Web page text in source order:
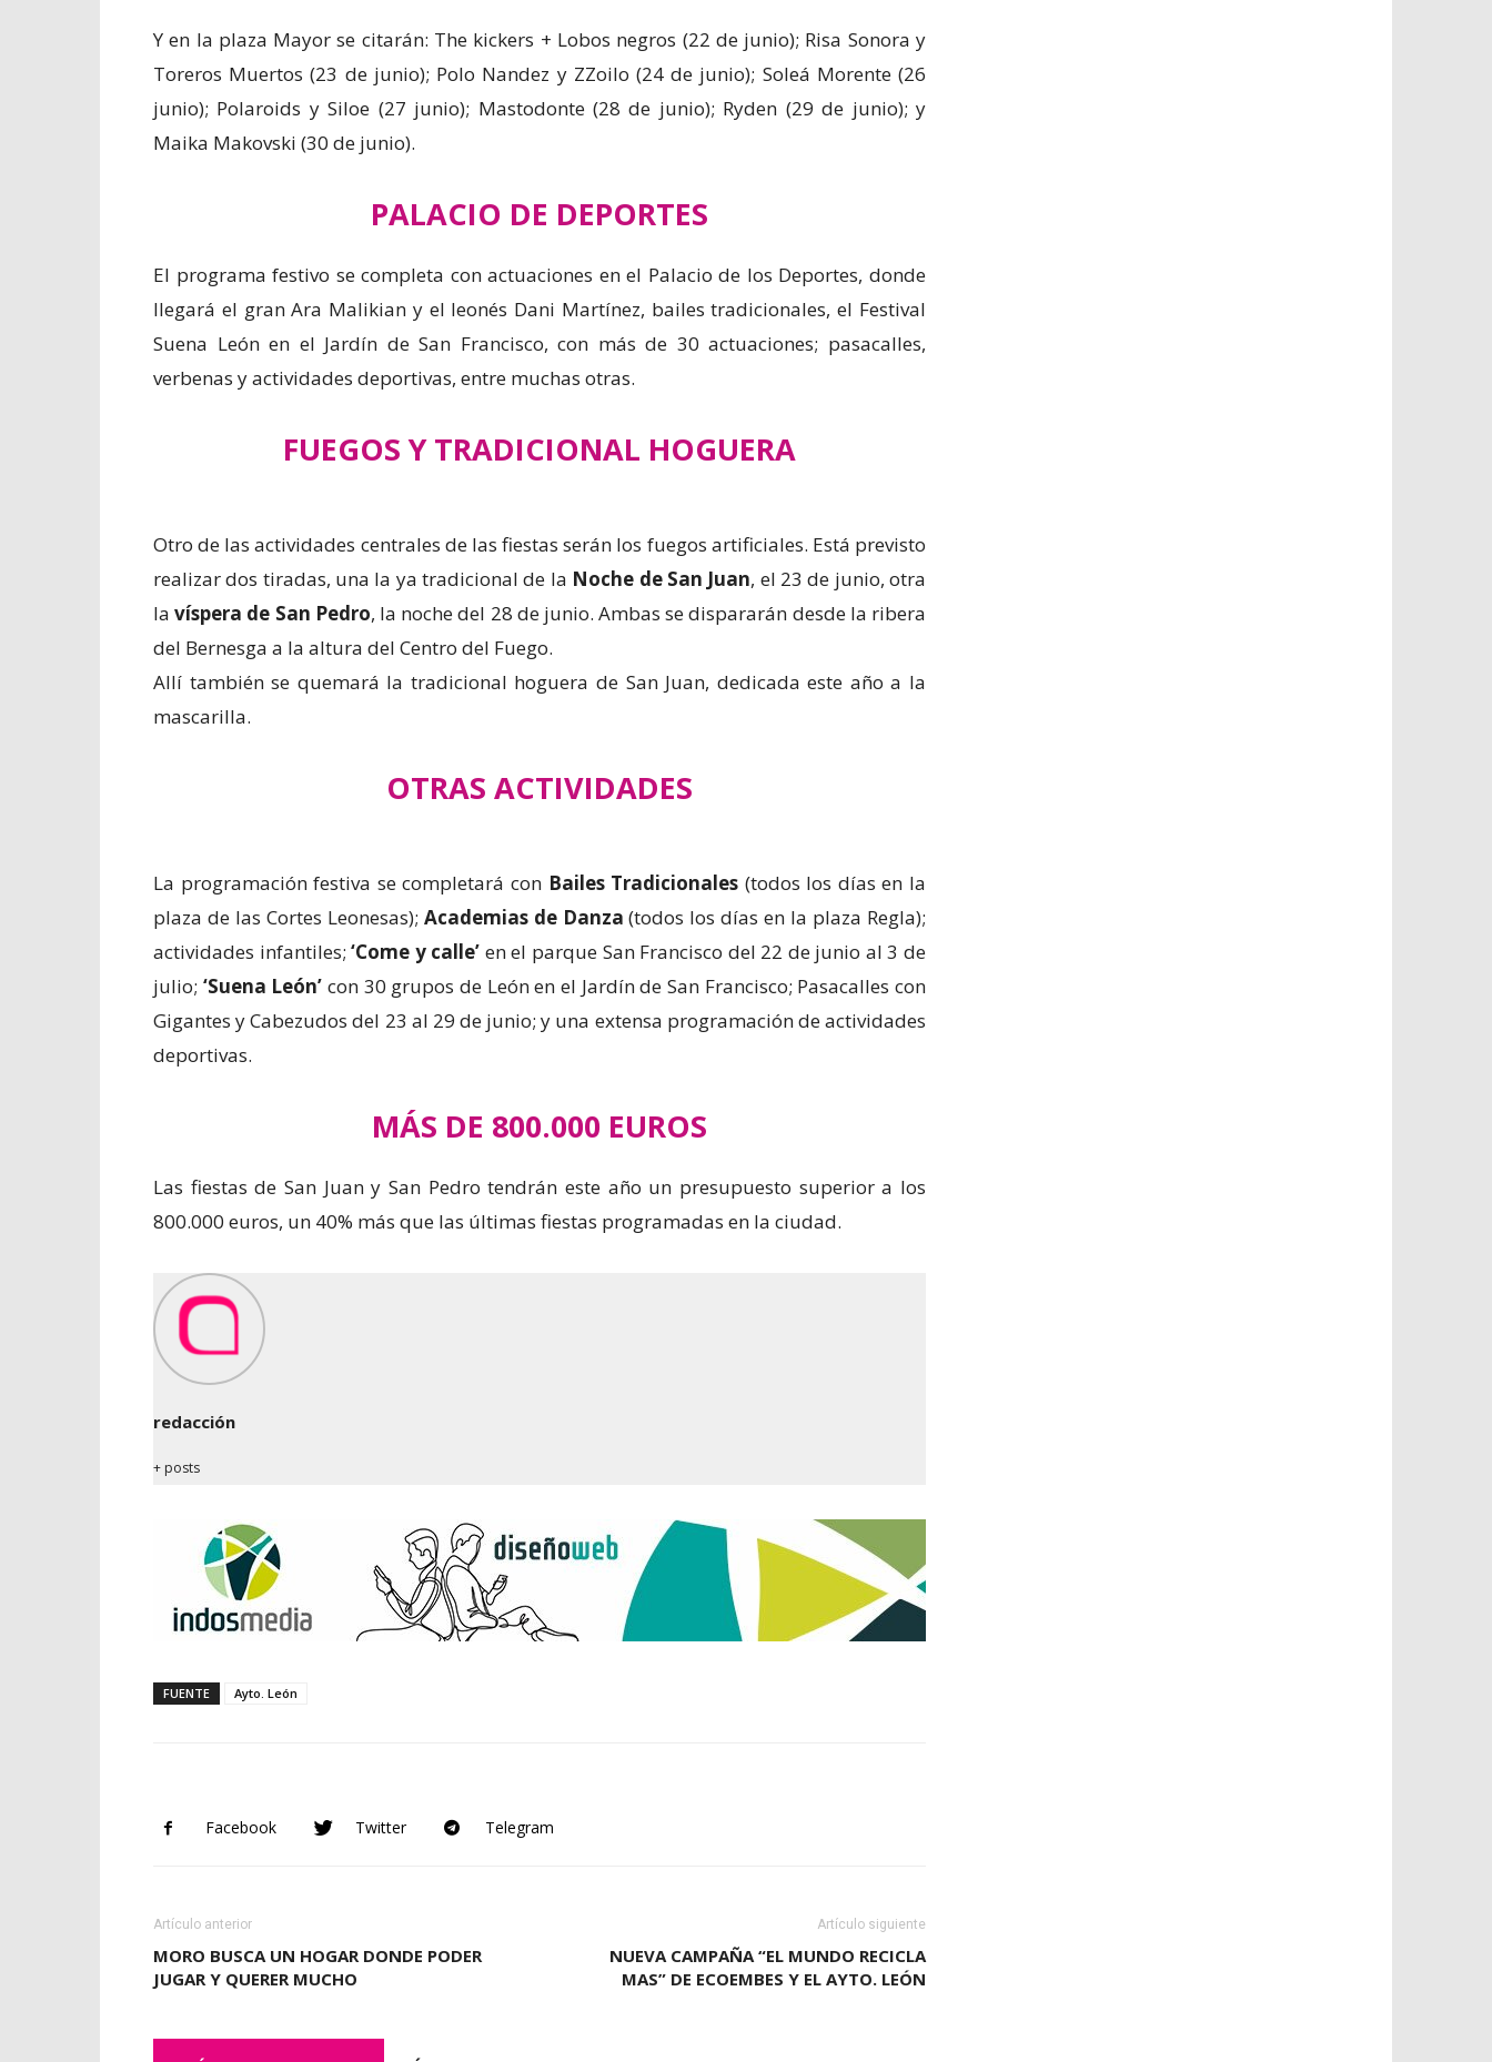
Y en la plaza Mayor se citarán: The kickers + Lobos negros (22 de junio); Risa Sonora y
Toreros Muertos (23 de junio); Polo Nandez y ZZoilo (24 de junio); Soleá Morente (26
junio); Polaroids y Siloe (27 junio); Mastodonte (28 de junio); Ryden (29 de junio); y
Maika Makovski (30 de junio).
PALACIO DE DEPORTES
El programa festivo se completa con actuaciones en el Palacio de los Deportes, donde
llegará el gran Ara Malikian y el leonés Dani Martínez, bailes tradicionales, el Festival
Suena León en el Jardín de San Francisco, con más de 30 actuaciones; pasacalles,
verbenas y actividades deportivas, entre muchas otras.
FUEGOS Y TRADICIONAL HOGUERA
Otro de las actividades centrales de las fiestas serán los fuegos artificiales. Está previsto
realizar dos tiradas, una la ya tradicional de la Noche de San Juan, el 23 de junio, otra
lavíspera de San Pedro, la noche del 28 de junio. Ambas se dispararán desde la ribera
del Bernesga a la altura del Centro del Fuego.
Allí también se quemará la tradicional hoguera de San Juan, dedicada este año a la
mascarilla.
OTRAS ACTIVIDADES
La programación festiva se completará con Bailes Tradicionales (todos los días en la
plaza de las Cortes Leonesas); Academias de Danza (todos los días en la plaza Regla);
actividades infantiles;‘Come y calle’ en el parque San Francisco del 22 de junio al 3 de
julio; ‘Suena León’ con 30 grupos de León en el Jardín de San Francisco; Pasacalles con
Gigantes y Cabezudos del 23 al 29 de junio; y una extensa programación de actividades
deportivas.
MÁS DE 800.000 EUROS
Las fiestas de San Juan y San Pedro tendrán este año un presupuesto superior a los
800.000 euros, un 40% más que las últimas fiestas programadas en la ciudad.
redacción
+ posts
FUENTE Ayto. León
Facebook Twitter Telegram
Artículo anterior
MORO BUSCA UN HOGAR DONDE PODER
JUGAR Y QUERER MUCHO
Artículo siguiente
NUEVA CAMPAÑA “EL MUNDO RECICLA
MAS” DE ECOEMBES Y EL AYTO. LEÓN